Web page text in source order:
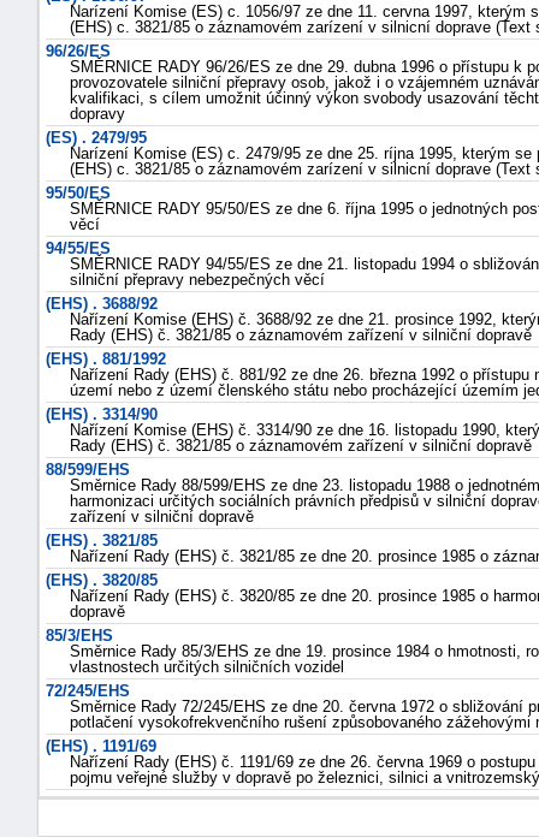
Narízení Komise (ES) c. 1056/97 ze dne 11. cervna 1997, kterým
(EHS) c. 3821/85 o záznamovém zarízení v silnicní doprave (Text
96/26/ES
SMĚRNICE RADY 96/26/ES ze dne 29. dubna 1996 o přístupu k
provozovatele silniční přepravy osob, jakož i o vzájemném
kvalifikaci, s cílem umožnit účinný výkon svobody usazování
dopravy
(ES) . 2479/95
Narízení Komise (ES) c. 2479/95 ze dne 25. ríjna 1995, kterým
(EHS) c. 3821/85 o záznamovém zarízení v silnicní doprave (Text
95/50/ES
SMĚRNICE RADY 95/50/ES ze dne 6. října 1995 o jednotných
věcí
94/55/ES
SMĚRNICE RADY 94/55/ES ze dne 21. listopadu 1994 o
silniční přepravy nebezpečných věcí
(EHS) . 3688/92
Nařízení Komise (EHS) č. 3688/92 ze dne 21. prosince 1992,
Rady (EHS) č. 3821/85 o záznamovém zařízení v silniční dopravě
(EHS) . 881/1992
Nařízení Rady (EHS) č. 881/92 ze dne 26. března 1992 o
území nebo z území členského státu nebo procházející územím
(EHS) . 3314/90
Nařízení Komise (EHS) č. 3314/90 ze dne 16. listopadu 1990,
Rady (EHS) č. 3821/85 o záznamovém zařízení v silniční dopravě
88/599/EHS
Směrnice Rady 88/599/EHS ze dne 23. listopadu 1988 o
harmonizaci určitých sociálních právních předpisů v silniční
zařízení v silniční dopravě
(EHS) . 3821/85
Nařízení Rady (EHS) č. 3821/85 ze dne 20. prosince 1985 o
(EHS) . 3820/85
Nařízení Rady (EHS) č. 3820/85 ze dne 20. prosince 1985 o
dopravě
85/3/EHS
Směrnice Rady 85/3/EHS ze dne 19. prosince 1984 o hmotnosti,
vlastnostech určitých silničních vozidel
72/245/EHS
Směrnice Rady 72/245/EHS ze dne 20. června 1972 o
potlačení vysokofrekvenčního rušení způsobovaného
(EHS) . 1191/69
Nařízení Rady (EHS) č. 1191/69 ze dne 26. června 1969 o
pojmu veřejné služby v dopravě po železnici, silnici a